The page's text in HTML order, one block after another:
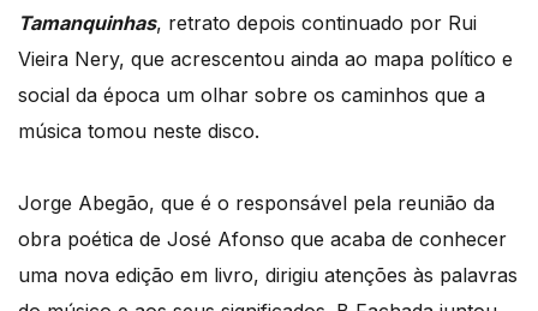
Tamanquinhas, retrato depois continuado por Rui
Vieira Nery, que acrescentou ainda ao mapa político e
social da época um olhar sobre os caminhos que a
música tomou neste disco.
Jorge Abegão, que é o responsável pela reunião da
obra poética de José Afonso que acaba de conhecer
uma nova edição em livro, dirigiu atenções às palavras